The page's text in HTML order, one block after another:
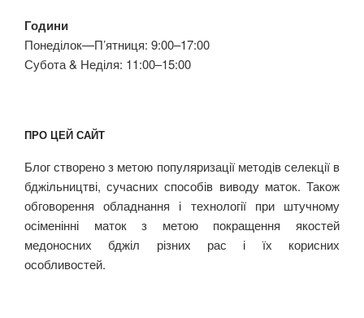
Години
Понеділок—П’ятниця: 9:00–17:00
Субота & Неділя: 11:00–15:00
ПРО ЦЕЙ САЙТ
Блог створено з метою популяризації методів селекції в
бджільництві, сучасних способів виводу маток. Також
обговорення обладнання і технології при штучному
осіменінні маток з метою покращення якостей
медоносних бджіл різних рас і їх корисних
особливостей.